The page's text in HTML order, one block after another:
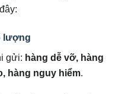
lượng
gửi: hàng dễ vỡ, hàng
hàng nguy hiểm.